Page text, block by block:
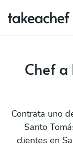
Chef
Contrata uno
Santo
clientes en